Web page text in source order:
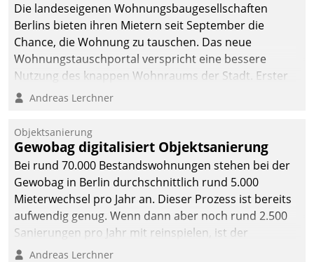
Die landeseigenen Wohnungsbaugesellschaften
Berlins bieten ihren Mietern seit September die
Chance, die Wohnung zu tauschen. Das neue
Wohnungstauschportal verspricht eine bessere
Nutzung des knappen Wohnraums der Stadt. Erster
Anwendungsfall für Datatrains Lösung API-Hub mit
Unternehmen.
Andreas Lerchner
Objektsanierung
Gewobag digitalisiert Objektsanierung
Bei rund 70.000 Bestandswohnungen stehen bei der
Gewobag in Berlin durchschnittlich rund 5.000
Mieterwechsel pro Jahr an. Dieser Prozess ist bereits
aufwendig genug. Wenn dann aber noch rund 2.500
Sanierungen pro Jahr mit reinspielen, ist der
Betreuungs- und Organisationsaufwand immens. Im
Andreas Lerchner